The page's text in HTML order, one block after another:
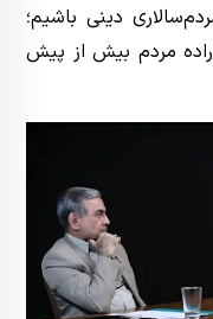
دینی باشیم؛
مردم بیش از پیش